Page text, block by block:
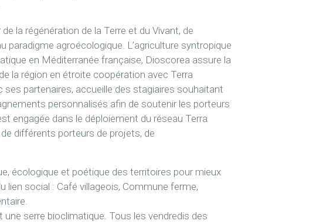
la régénération de la Terre et du Vivant, de
paradigme agroécologique. L’agriculture syntropique
en Méditerranée française, Dioscorea assure la
la région en étroite coopération avec Terra
partenaires, accueille des stagiaires souhaitant
personnalisés afin de soutenir les porteurs
engagée dans le déploiement du réseau Terra
différents porteurs de projets, de
écologique et poétique des territoires pour mieux
lien social : Café villageois, Commune ferme,
serre bioclimatique. Tous les vendredis des